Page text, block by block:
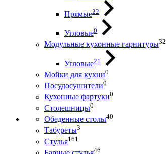
Прямые22
Угловые0
Модульные кухонные гарнитуры32
Угловые21
Мойки для кухни0
Посудосушители0
Кухонные фартуки0
Столешницы0
Обеденные столы40
Табуреты3
Стулья161
46